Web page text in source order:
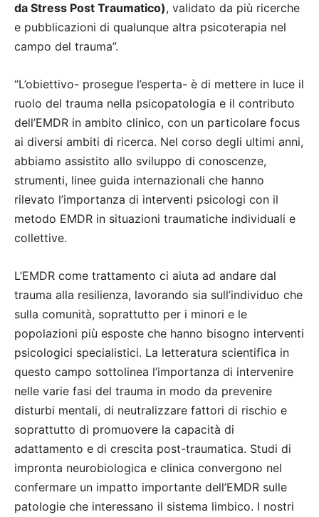
da Stress Post Traumatico), validato da più ricerche
e pubblicazioni di qualunque altra psicoterapia nel
campo del trauma”.
“L’obiettivo- prosegue l’esperta- è di mettere in luce il
ruolo del trauma nella psicopatologia e il contributo
dell’EMDR in ambito clinico, con un particolare focus
ai diversi ambiti di ricerca. Nel corso degli ultimi anni,
abbiamo assistito allo sviluppo di conoscenze,
strumenti, linee guida internazionali che hanno
rilevato l’importanza di interventi psicologi con il
metodo EMDR in situazioni traumatiche individuali e
collettive.
L’EMDR come trattamento ci aiuta ad andare dal
trauma alla resilienza, lavorando sia sull’individuo che
sulla comunità, soprattutto per i minori e le
popolazioni più esposte che hanno bisogno interventi
psicologici specialistici. La letteratura scientifica in
questo campo sottolinea l’importanza di intervenire
nelle varie fasi del trauma in modo da prevenire
disturbi mentali, di neutralizzare fattori di rischio e
soprattutto di promuovere la capacità di
adattamento e di crescita post-traumatica. Studi di
impronta neurobiologica e clinica convergono nel
confermare un impatto importante dell’EMDR sulle
patologie che interessano il sistema limbico. I nostri